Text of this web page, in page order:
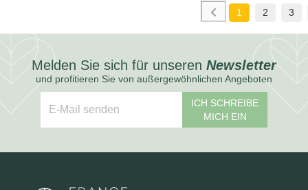
1 2 3
Melden Sie sich für unseren Newsletter
und profitieren Sie von außergewöhnlichen Angeboten
ICH SCHREIBE
MICH EIN